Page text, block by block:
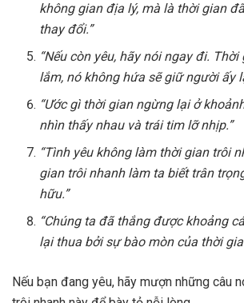
không gian địa lý, mà là thời gian
thay đổi.”
“Nếu còn yêu, hãy nói ngay đi.
lắm, nó không hứa sẽ giữ người ấy
“Ước gì thời gian ngừng lại ở
nhìn thấy nhau và trái tim lỡ nhịp.”
“Tình yêu không làm thời gian trôi
gian trôi nhanh làm ta biết trân
hữu.”
“Chúng ta đã thắng được khoảng
lại thua bởi sự bào mòn của thời
Nếu bạn đang yêu, hãy mượn những câu